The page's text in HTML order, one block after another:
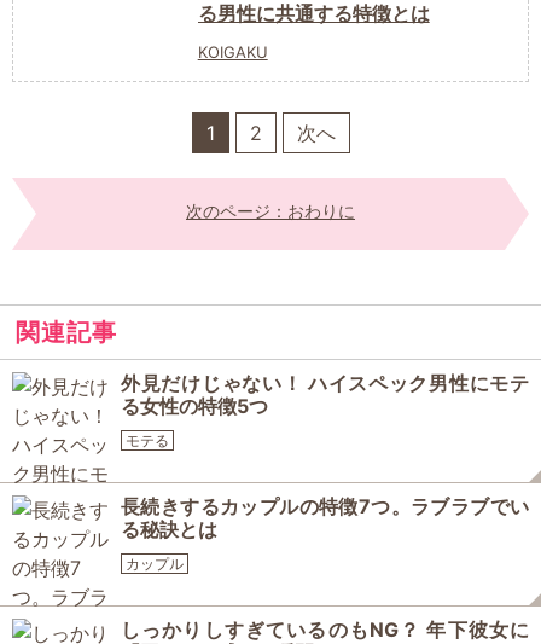
る男性に共通する特徴とは
KOIGAKU
1 2 次へ
次のページ：おわりに
関連記事
外見だけじゃない！ ハイスペック男性にモテ
る女性の特徴5つ
モテる
長続きするカップルの特徴7つ。ラブラブでい
る秘訣とは
カップル
しっかりしすぎているのもNG？ 年下彼女に